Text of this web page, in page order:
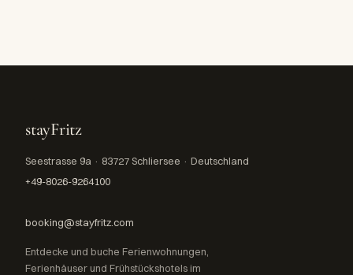
stayFritz
Seestrasse 9a · 83727 Schliersee · Deutschland
+49-8026-9264100
booking@stayfritz.com
Entdecke und buche Ferienwohnungen,
Ferienhäuser und Frühstückshotels im